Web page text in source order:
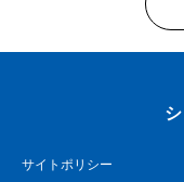
サイトポリシー